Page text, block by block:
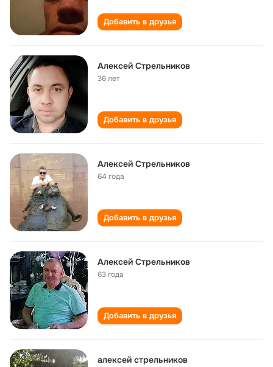
Добавить в друзья
Алексей Стрельников
36 лет
Добавить в друзья
Алексей Стрельников
64 года
Добавить в друзья
Алексей Стрельников
63 года
Добавить в друзья
алексей стрельников